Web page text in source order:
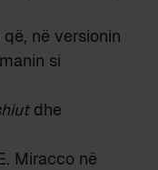
në versionin
si
dhe
Miracco në